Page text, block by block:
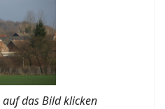
das Bild klicken